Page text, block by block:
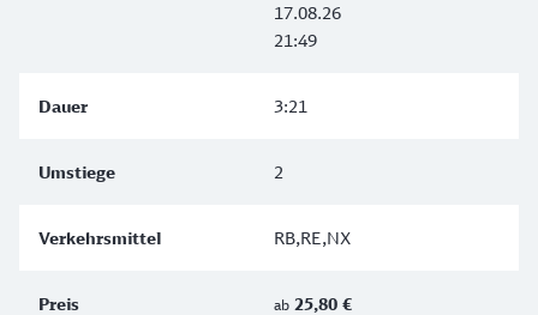
17.08.26
21:49
3:21
2
RB,RE,NX
ab 25,80 €